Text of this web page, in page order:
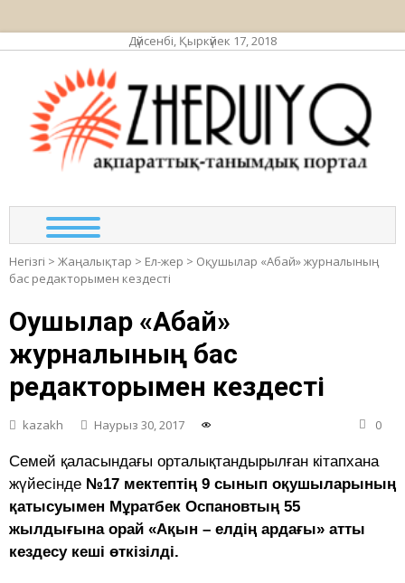
Дүйсенбі, Қыркүйек 17, 2018
Негізгі > Жаңалықтар > Ел-жер > Оқушылар «Абай» журналының
бас редакторымен кездесті
Оқушылар «Абай»
журналының бас
редакторымен кездесті
kazakh Наурыз 30, 2017 0
Семей қаласындағы орталықтандырылған кітапхана
жүйесінде №17 мектептің 9 сынып оқушыларының
қатысуымен Мұратбек Оспановтың 55
жылдығына орай «Ақын – елдің ардағы» атты
кездесу кеші өткізілді.